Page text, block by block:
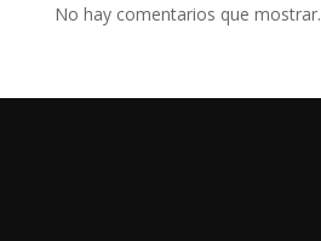
No hay comentarios que mostrar.